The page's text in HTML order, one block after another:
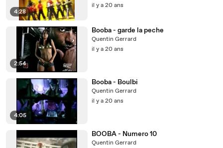
4:28
il y a 20 ans
2:54
Booba - garde la peche
Quentin Gerrard
il y a 20 ans
4:05
Booba - Boulbi
Quentin Gerrard
il y a 20 ans
BOOBA - Numero 10
Quentin Gerrard